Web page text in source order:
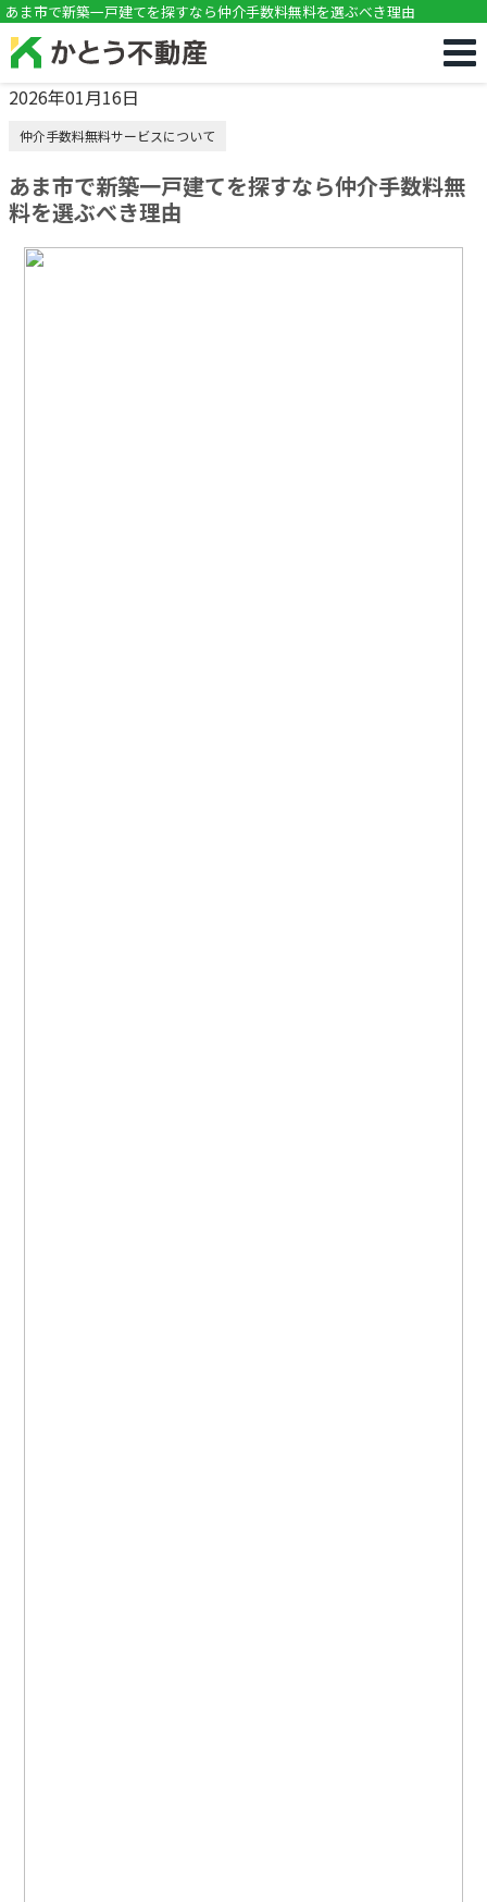
!DOCTYPE html>
あま市で新築一戸建てを探すなら仲介手数料無料を選ぶべき理由
2026年01月16日
仲介手数料無料サービスについて
あま市で新築一戸建てを探すなら仲介手数料無
料を選ぶべき理由